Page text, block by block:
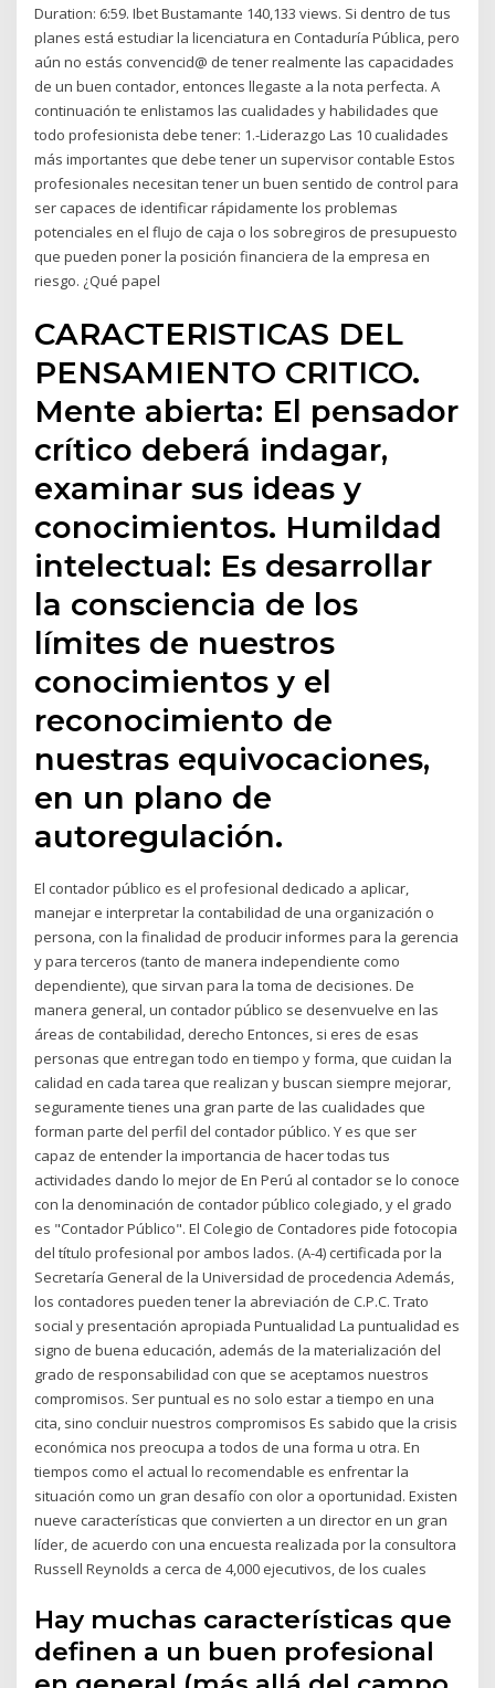
Duration: 6:59. Ibet Bustamante 140,133 views. Si dentro de tus
planes está estudiar la licenciatura en Contaduría Pública, pero
aún no estás convencid@ de tener realmente las capacidades
de un buen contador, entonces llegaste a la nota perfecta. A
continuación te enlistamos las cualidades y habilidades que
todo profesionista debe tener: 1.-Liderazgo Las 10 cualidades
más importantes que debe tener un supervisor contable Estos
profesionales necesitan tener un buen sentido de control para
ser capaces de identificar rápidamente los problemas
potenciales en el flujo de caja o los sobregiros de presupuesto
que pueden poner la posición financiera de la empresa en
riesgo. ¿Qué papel
CARACTERISTICAS DEL
PENSAMIENTO CRITICO.
Mente abierta: El pensador
crítico deberá indagar,
examinar sus ideas y
conocimientos. Humildad
intelectual: Es desarrollar
la consciencia de los
límites de nuestros
conocimientos y el
reconocimiento de
nuestras equivocaciones,
en un plano de
autoregulación.
El contador público es el profesional dedicado a aplicar,
manejar e interpretar la contabilidad de una organización o
persona, con la finalidad de producir informes para la gerencia
y para terceros (tanto de manera independiente como
dependiente), que sirvan para la toma de decisiones. De
manera general, un contador público se desenvuelve en las
áreas de contabilidad, derecho Entonces, si eres de esas
personas que entregan todo en tiempo y forma, que cuidan la
calidad en cada tarea que realizan y buscan siempre mejorar,
seguramente tienes una gran parte de las cualidades que
forman parte del perfil del contador público. Y es que ser
capaz de entender la importancia de hacer todas tus
actividades dando lo mejor de En Perú al contador se lo conoce
con la denominación de contador público colegiado, y el grado
es "Contador Público". El Colegio de Contadores pide fotocopia
del título profesional por ambos lados. (A-4) certificada por la
Secretaría General de la Universidad de procedencia Además,
los contadores pueden tener la abreviación de C.P.C. Trato
social y presentación apropiada Puntualidad La puntualidad es
signo de buena educación, además de la materialización del
grado de responsabilidad con que se aceptamos nuestros
compromisos. Ser puntual es no solo estar a tiempo en una
cita, sino concluir nuestros compromisos Es sabido que la crisis
económica nos preocupa a todos de una forma u otra. En
tiempos como el actual lo recomendable es enfrentar la
situación como un gran desafío con olor a oportunidad. Existen
nueve características que convierten a un director en un gran
líder, de acuerdo con una encuesta realizada por la consultora
Russell Reynolds a cerca de 4,000 ejecutivos, de los cuales
Hay muchas características que
definen a un buen profesional